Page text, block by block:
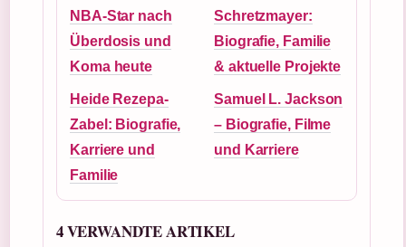
NBA-Star nach
Überdosis und
Koma heute
Schretzmayer:
Biografie, Familie
& aktuelle Projekte
Heide Rezepa-
Zabel: Biografie,
Karriere und
Familie
Samuel L. Jackson
– Biografie, Filme
und Karriere
4 VERWANDTE ARTIKEL